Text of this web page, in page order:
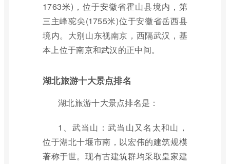
1763米)，位于安徽省霍山县境内，第
三主峰驼尖(1755米)位于安徽省岳西县
境内。大别山东视南京，西隔武汉，基
本上位于南京和武汉的正中间。
湖北旅游十大景点排名
湖北旅游十大景点排名是：
1、武当山：武当山又名太和山，
位于湖北十堰市南，以宏伟的建筑规模
著称于世。现有古建筑群均采取皇家建